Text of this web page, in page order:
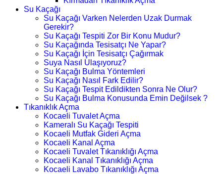
Su Kaçağı
Su Kaçağı Varken Nelerden Uzak Durmak
Gerekir?
Su Kaçağı Tespiti Zor Bir Konu Mudur?
Su Kaçağında Tesisatçı Ne Yapar?
Su Kaçağı İçin Tesisatçı Çağırmak
Suya Nasıl Ulaşıyoruz?
Su Kaçağı Bulma Yöntemleri
Su Kaçağı Nasıl Fark Edilir?
Su Kaçağı Tespit Edildikten Sonra Ne Olur?
Su Kaçağı Bulma Konusunda Emin Değilsek ?
Tıkanıklık Açma
Kocaeli Tuvalet Açma
Kameralı Su Kaçağı Tespiti
Kocaeli Mutfak Gideri Açma
Kocaeli Kanal Açma
Kocaeli Tuvalet Tıkanıklığı Açma
Kocaeli Kanal Tıkanıklığı Açma
Kocaeli Lavabo Tıkanıklığı Açma